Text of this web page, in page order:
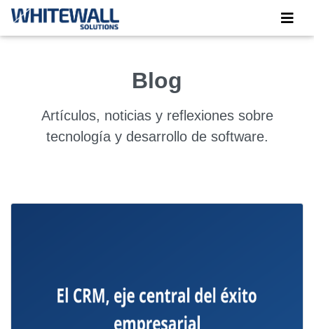
Blog
Artículos, noticias y reflexiones sobre
tecnología y desarrollo de software.